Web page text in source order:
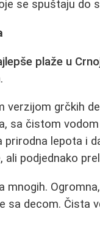
se spuštaju do
plaže u
grčkih
sa čistom
lepota i
ali podjednako
mnogih.
sa decom. Čista